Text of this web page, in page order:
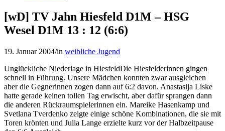
[wD] TV Jahn Hiesfeld D1M – HSG
Wesel D1M 13 : 12 (6:6)
19. Januar 2004/in weibliche Jugend
Unglückliche Niederlage in HiesfeldDie Hiesfelderinnen gingen
schnell in Führung. Unsere Mädchen konnten zwar ausgleichen
aber die Gegnerinnen zogen dann auf 6:2 davon. Anastasija Liske
hatte gerade keinen tollen Tag erwischt, aber dafür sprangen dann
die anderen Rückraumspielerinnen ein. Mareike Hasenkamp und
Svetlana Tverdenko zeigte einige schöne Kombinationen, die sie mit
Toren krönten und Julia Lange erzielte kurz vor der Halbzeitpause